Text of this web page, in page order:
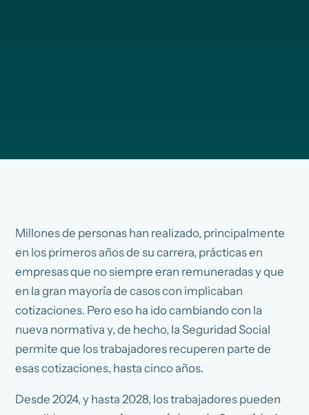
Millones de personas han realizado, principalmente
en los primeros años de su carrera, prácticas en
empresas que no siempre eran remuneradas y que
en la gran mayoría de casos con implicaban
cotizaciones. Pero eso ha ido cambiando con la
nueva normativa y, de hecho, la Seguridad Social
permite que los trabajadores recuperen parte de
esas cotizaciones, hasta cinco años.
Desde 2024, y hasta 2028, los trabajadores pueden